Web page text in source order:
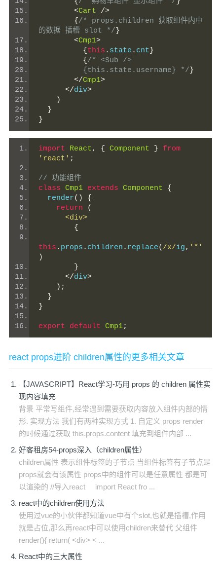
<Cart
/>
{ /* props.children 获取组件内中
的数据 插槽 slot */ }
<Cmp1>
{ this . state . cnt }
{ /* <Sub />
          {this.state.username} */
}
</Cmp1>
</div>
)
}
}
import React, { Component }
from
'react' ;
// 功能组件
class Cmp1 extends Component
{
  render
()
{
return
(
<div>
{
this . props . children . replace( /x/ig, '*'
)
}
</div>
);
}
}
export default Cmp1;
react props进阶 children属性的更多相关文章
【JAVASCRIPT】React学习-巧用 props 的 children 属性实
现内容填充
背景 平常写组件,经常遇到需要获取内容放入组件内部的情
形. 实现方法 我们有两种实现方式 1. 自定义 props render
的时候通过获取 this.props.content 填充到组件内部 ...
好客租房54-props深入（children属性）
children属性 表示组件标签的子节点 当组件标签有子节点是
props就会有该属性 props中的组件可以是任意属性 都是可
以渲染的 //导入react import React fro ...
react中的children使用方法
使用过vue的小伙伴都知道vue中有个slot,也就是插槽,作用
就是占位,那么再react中可以使用children来替代 父组件
render(){ return( <div> < ...
React中的三大属性